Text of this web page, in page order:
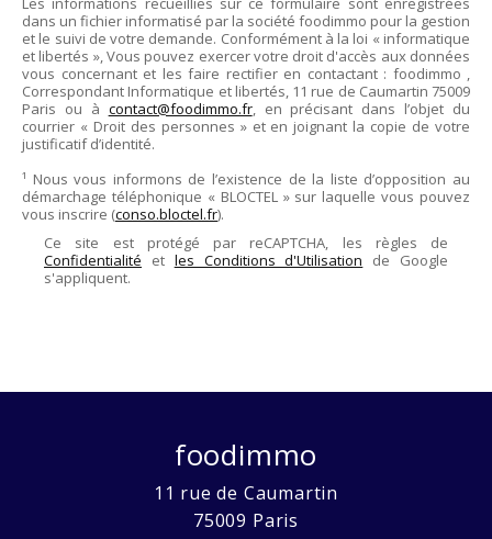
dans un fichier informatisé par la société foodimmo pour la gestion
et le suivi de votre demande. Conformément à la loi « informatique
et libertés », Vous pouvez exercer votre droit d'accès aux données
vous concernant et les faire rectifier en contactant : foodimmo ,
Correspondant Informatique et libertés, 11 rue de Caumartin 75009
Paris ou à contact@foodimmo.fr, en précisant dans l’objet du
courrier « Droit des personnes » et en joignant la copie de votre
justificatif d’identité.
¹ Nous vous informons de l’existence de la liste d’opposition au
démarchage téléphonique « BLOCTEL » sur laquelle vous pouvez
vous inscrire (conso.bloctel.fr).
Ce site est protégé par reCAPTCHA, les règles de
Confidentialité et les Conditions d'Utilisation de Google
s'appliquent.
foodimmo
11 rue de Caumartin
75009 Paris